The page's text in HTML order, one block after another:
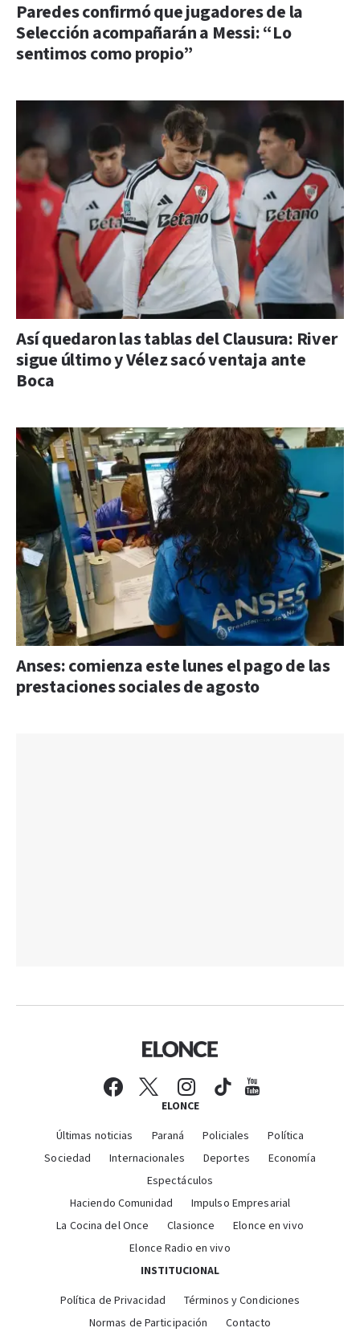
Paredes confirmó que jugadores de la
Selección acompañarán a Messi: “Lo
sentimos como propio”
Así quedaron las tablas del Clausura: River
sigue último y Vélez sacó ventaja ante
Boca
Anses: comienza este lunes el pago de las
prestaciones sociales de agosto
ELONCE
Últimas noticias Paraná Policiales
Política
Sociedad
Internacionales Deportes
Economía
Espectáculos
Haciendo Comunidad
Impulso Empresarial
La Cocina del Once
Clasionce
Elonce en vivo
Elonce Radio en vivo
INSTITUCIONAL
Política de Privacidad
Términos y Condiciones
Normas de Participación
Contacto